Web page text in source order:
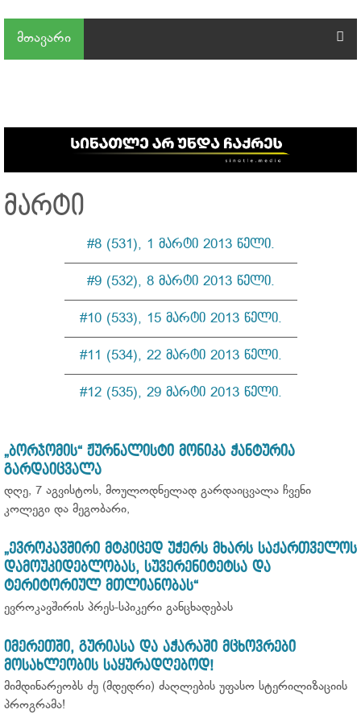
მთავარი
მარტი
#8 (531), 1 მარტი 2013 წელი.
—————————————————
#9 (532), 8 მარტი 2013 წელი.
—————————————————
#10 (533), 15 მარტი 2013 წელი.
—————————————————
#11 (534), 22 მარტი 2013 წელი.
—————————————————
#12 (535), 29 მარტი 2013 წელი.
„ბორჯომის“ ჟურნალისტი მონიკა ჭანტურია
გარდაიცვალა
დღე, 7 აგვისტოს, მოულოდნელად გარდაიცვალა ჩვენი
კოლეგი და მეგობარი,
„ევროკავშირი მტკიცედ უჭერს მხარს საქართველოს
დამოუკიდებლობას, სუვერენიტეტსა და
ტერიტორიულ მთლიანობას“
ევროკავშირის პრეს-სპიკერი განცხადებას
იმერეთში, გურიასა და აჭარაში მცხოვრები
მოსახლეობის საყურადღებოდ!
მიმდინარეობს ძუ (მდედრი) ძაღლების უფასო სტერილიზაციის
პროგრამა!